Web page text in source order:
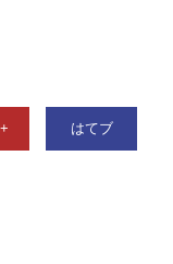
はてブ